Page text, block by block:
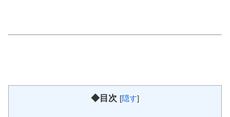
◆目次 [隠す]